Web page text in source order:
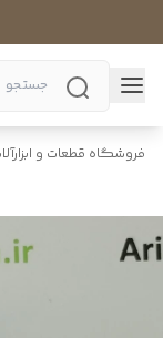
فروشگاه قطعات و